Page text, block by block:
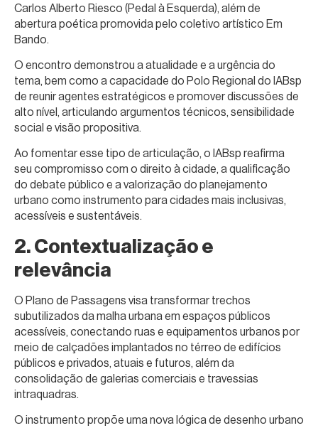
Carlos Alberto Riesco (Pedal à Esquerda), além de
abertura poética promovida pelo coletivo artístico Em
Bando.
O encontro demonstrou a atualidade e a urgência do
tema, bem como a capacidade do Polo Regional do IABsp
de reunir agentes estratégicos e promover discussões de
alto nível, articulando argumentos técnicos, sensibilidade
social e visão propositiva.
Ao fomentar esse tipo de articulação, o IABsp reafirma
seu compromisso com o direito à cidade, a qualificação
do debate público e a valorização do planejamento
urbano como instrumento para cidades mais inclusivas,
acessíveis e sustentáveis.
2. Contextualização e
relevância
O Plano de Passagens visa transformar trechos
subutilizados da malha urbana em espaços públicos
acessíveis, conectando ruas e equipamentos urbanos por
meio de calçadões implantados no térreo de edifícios
públicos e privados, atuais e futuros, além da
consolidação de galerias comerciais e travessias
intraquadras.
O instrumento propõe uma nova lógica de desenho urbano